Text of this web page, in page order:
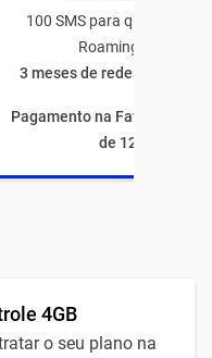
100 SMS para qualquer
Roaming Nacional
3 meses de redes sociais à
Pagamento na Fatura com
de 12 meses
4GB
o seu plano na